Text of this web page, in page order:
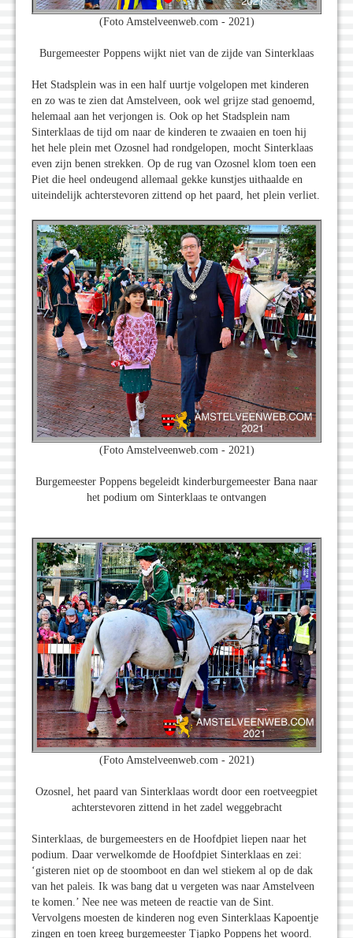
(Foto Amstelveenweb.com - 2021)
Burgemeester Poppens wijkt niet van de zijde van Sinterklaas
Het Stadsplein was in een half uurtje volgelopen met kinderen
en zo was te zien dat Amstelveen, ook wel grijze stad genoemd,
helemaal aan het verjongen is. Ook op het Stadsplein nam
Sinterklaas de tijd om naar de kinderen te zwaaien en toen hij
het hele plein met Ozosnel had rondgelopen, mocht Sinterklaas
even zijn benen strekken. Op de rug van Ozosnel klom toen een
Piet die heel ondeugend allemaal gekke kunstjes uithaalde en
uiteindelijk achterstevoren zittend op het paard, het plein verliet.
(Foto Amstelveenweb.com - 2021)
Burgemeester Poppens begeleidt kinderburgemeester Bana naar
het podium om Sinterklaas te ontvangen
(Foto Amstelveenweb.com - 2021)
Ozosnel, het paard van Sinterklaas wordt door een roetveegpiet
achterstevoren zittend in het zadel weggebracht
Sinterklaas, de burgemeesters en de Hoofdpiet liepen naar het
podium. Daar verwelkomde de Hoofdpiet Sinterklaas en zei:
‘gisteren niet op de stoomboot en dan wel stiekem al op de dak
van het paleis. Ik was bang dat u vergeten was naar Amstelveen
te komen.’ Nee nee was meteen de reactie van de Sint.
Vervolgens moesten de kinderen nog even Sinterklaas Kapoentje
zingen en toen kreeg burgemeester Tjapko Poppens het woord.